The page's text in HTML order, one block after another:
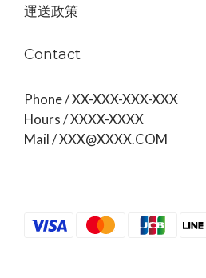
運送政策
Contact
Phone / XX-XXX-XXX-XXX
Hours / XXXX-XXXX
Mail / XXX@XXXX.COM